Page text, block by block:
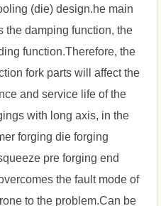
(die) design.he main
the damping function, the
function.Therefore, the
fork parts will affect the
and service life of the
with long axis, in the
forging die forging
pre forging end
the fault mode of
to the problem.Can be